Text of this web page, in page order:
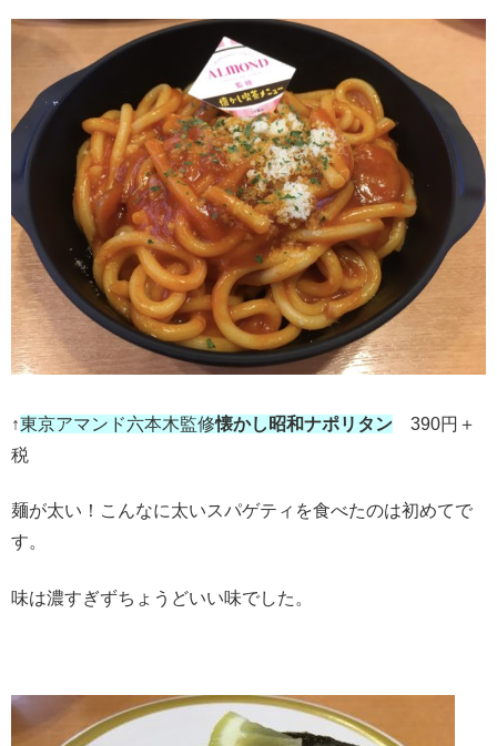
↑東京アマンド六本木監修懐かし昭和ナポリタン 390円＋
税
麺が太い！こんなに太いスパゲティを食べたのは初めてで
す。
味は濃すぎずちょうどいい味でした。